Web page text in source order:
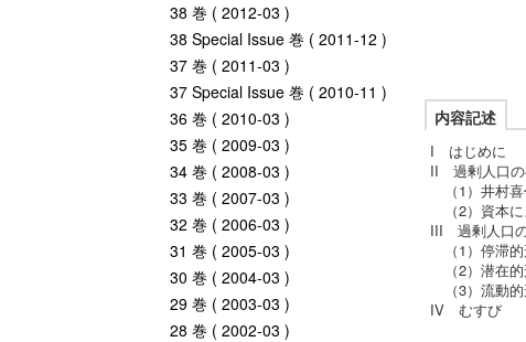
38 巻 ( 2012-03 )
38 Special Issue 巻 ( 2011-12 )
37 巻 ( 2011-03 )
37 Special Issue 巻 ( 2010-11 )
36 巻 ( 2010-03 )
35 巻 ( 2009-03 )
34 巻 ( 2008-03 )
33 巻 ( 2007-03 )
32 巻 ( 2006-03 )
31 巻 ( 2005-03 )
30 巻 ( 2004-03 )
29 巻 ( 2003-03 )
28 巻 ( 2002-03 )
内容記述
I はじめに
II 過剰人口の
（1）井村
（2）資本に
III 過剰人口
（1）停滞
（2）潜在
（3）流動
IV むすび